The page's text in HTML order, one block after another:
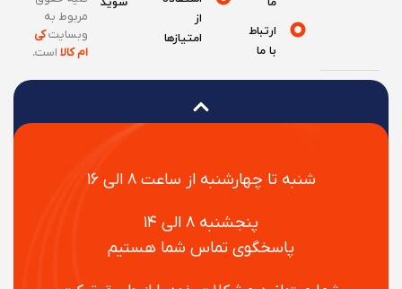
شنبه تا چهارشنبه از ساعت ۸ الی ۱۶
پنجشنبه ۸ الی ۱۴
پاسخگوی تماس شما هستیم
ارتباط
امتیازها
مربوط به
وبسایتکی
ام کالااست.